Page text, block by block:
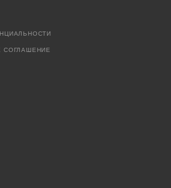
СОГЛАШЕНИЕ